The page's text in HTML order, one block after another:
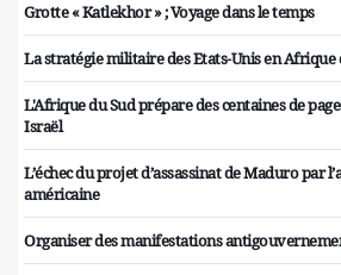
Grotte « Katlekhor » ; Voyage dans le temps
La stratégie militaire des Etats-Unis en Afrique
L'Afrique du Sud prépare des centaines de
Israël
L’échec du projet d’assassinat de Maduro par
américaine
Organiser des manifestations